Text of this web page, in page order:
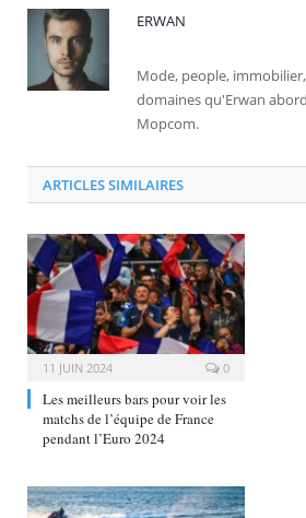
ERWAN
Mode, people,
domaines qu'Erwan
Mopcom.
ARTICLES SIMILAIRES
11 JUIN 2024 0
Les meilleurs bars pour voir les
matchs de l’équipe de France
pendant l’Euro 2024